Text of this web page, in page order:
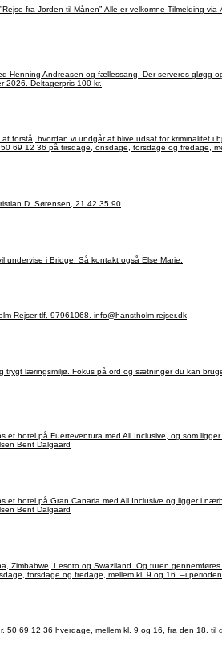
og skrive AMG i kommentarfeltet. Eller til Tove tlf. 50 69 12 36 mellem kl. 9 og 16 fra den 10. til den 13. november, og igen Fra den 17. til den 20. november 2026. Deltagerpris 100 kr.
men vi vil gerne at man tilmelder sig til Tove på tlf.: 50 69 12 36 på tirsdage,
Bestil plads hos ”Bowl n’Fun” 97 91 17 77 Pris: 150 kr. pr bane Kontaktperson: Kristian D. Sørensen, 21 42 35 90
i Bridge. Så kontakt også Else Marie.
med Hanstholm Rejser. Nærmere oplysninger hos Hanstholm Rejser tlf. 97961068. info@hanstholm-rejser.dk
læringsmiljø. Fokus på ord og sætninger du kan
Fuerteventura, så send en besked til mig på mailadressen: Bent.Dalgaard@gmail.com og jeg vil sende oplysninger til jer, om hotellerne, og priser. Venlig hilsen Bent Dalgaard
Fuerteventura, så send en besked til mig på mailadressen: Bent.Dalgaard@gmail.com og jeg vil sende oplysninger til jer, om hotellerne, og priser. Venlig hilsen Bent Dalgaard